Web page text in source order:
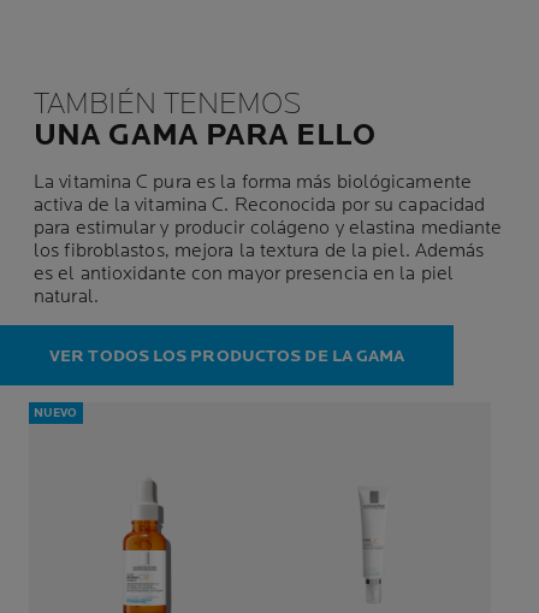
TAMBIÉN TENEMOS
UNA GAMA PARA ELLO
La vitamina C pura es la forma más biológicamente
activa de la vitamina C. Reconocida por su capacidad
para estimular y producir colágeno y elastina mediante
los fibroblastos, mejora la textura de la piel. Además
es el antioxidante con mayor presencia en la piel
natural.
VER TODOS LOS PRODUCTOS DE LA GAMA
NUEVO